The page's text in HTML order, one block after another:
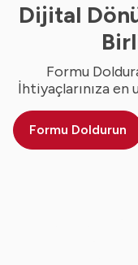
Dijital
Formu
İhtiyaçlarınıza
Formu Doldurun